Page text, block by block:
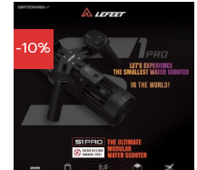
-10%